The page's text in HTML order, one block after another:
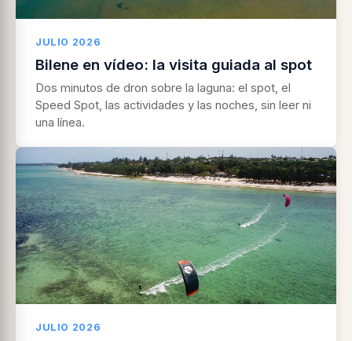
JULIO 2026
Bilene en vídeo: la visita guiada al spot
Dos minutos de dron sobre la laguna: el spot, el
Speed Spot, las actividades y las noches, sin leer ni
una línea.
JULIO 2026